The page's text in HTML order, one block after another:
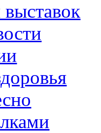
выставок